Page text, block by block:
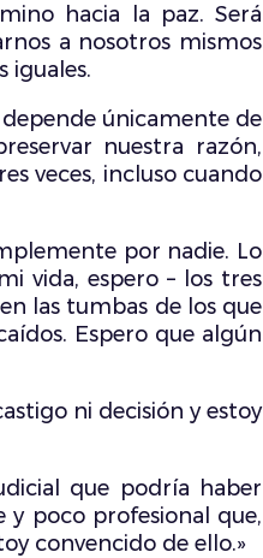
hacia la paz. Será
a nosotros mismos
iguales.
únicamente de
nuestra razón,
veces, incluso cuando
por nadie. Lo
vida, espero – los tres
las tumbas de los que
Espero que algún
ni decisión y estoy
que podría haber
y poco profesional que,
convencido de ello.»